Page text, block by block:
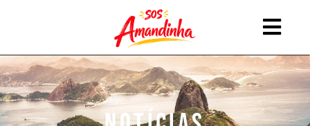
o
conteúdo